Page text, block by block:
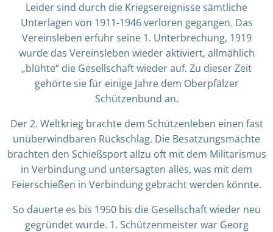
Leider sind durch die Kriegsereignisse sämtliche
Unterlagen von 1911-1946 verloren gegangen. Das
Vereinsleben erfuhr seine 1. Unterbrechung, 1919
wurde das Vereinsleben wieder aktiviert, allmählich
„blühte“ die Gesellschaft wieder auf. Zu dieser Zeit
gehörte sie für einige Jahre dem Oberpfälzer
Schützenbund an.
Der 2. Weltkrieg brachte dem Schützenleben einen fast
unüberwindbaren Rückschlag. Die Besatzungsmächte
brachten den Schießsport allzu oft mit dem Militarismus
in Verbindung und untersagten alles, was mit dem
Feierschießen in Verbindung gebracht werden könnte.
So dauerte es bis 1950 bis die Gesellschaft wieder neu
gegründet wurde. 1. Schützenmeister war Georg